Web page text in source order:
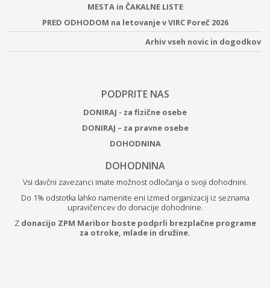
MESTA in ČAKALNE LISTE
PRED ODHODOM na letovanje v VIRC Poreč 2026
Arhiv vseh novic in dogodkov
PODPRITE NAS
DONIRAJ - za fizične osebe
DONIRAJ – za pravne osebe
DOHODNINA
DOHODNINA
Vsi davčni zavezanci imate možnost odločanja o svoji dohodnini.
Do 1% odstotka lahko namenite eni izmed organizacij iz seznama
upravičencev do donacije dohodnine.
Z donacijo ZPM Maribor boste podprli brezplačne programe
za otroke, mlade in družine.